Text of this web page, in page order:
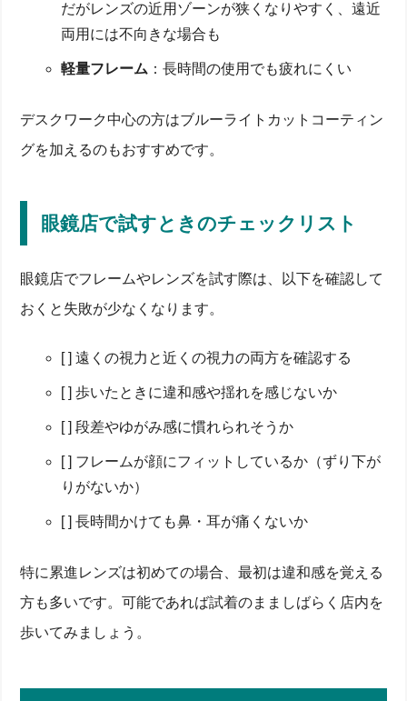
だがレンズの近用ゾーンが狭くなりやすく、遠近
両用には不向きな場合も
軽量フレーム ：長時間の使用でも疲れにくい
デスクワーク中心の方はブルーライトカットコーティン
グを加えるのもおすすめです。
眼鏡店で試すときのチェックリスト
眼鏡店でフレームやレンズを試す際は、以下を確認して
おくと失敗が少なくなります。
[ ] 遠くの視力と近くの視力の両方を確認する
[ ] 歩いたときに違和感や揺れを感じないか
[ ] 段差やゆがみ感に慣れられそうか
[ ] フレームが顔にフィットしているか（ずり下が
りがないか）
[ ] 長時間かけても鼻・耳が痛くないか
特に累進レンズは初めての場合、最初は違和感を覚える
方も多いです。可能であれば試着のまましばらく店内を
歩いてみましょう。